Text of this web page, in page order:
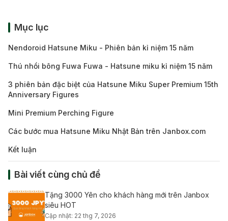
Mục lục
Nendoroid Hatsune Miku - Phiên bản kỉ niệm 15 năm
Thú nhồi bông Fuwa Fuwa - Hatsune miku kỉ niệm 15 năm
3 phiên bản đặc biệt của Hatsune Miku Super Premium 15th
Anniversary Figures
Mini Premium Perching Figure
Các bước mua Hatsune Miku Nhật Bản trên Janbox.com
Kết luận
Bài viết cùng chủ đề
Tặng 3000 Yên cho khách hàng mới trên Janbox
siêu HOT
Cập nhật: 22 thg 7, 2026